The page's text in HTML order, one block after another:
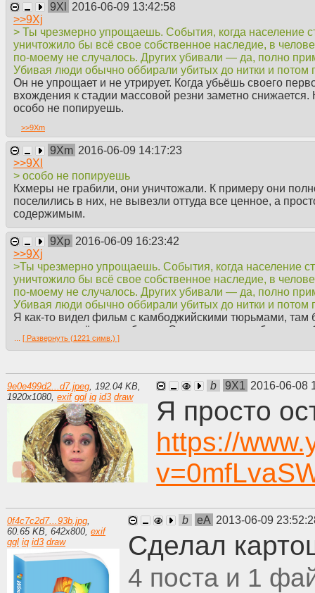
9Xl
2016-06-09 13:42:58
>>9Xj
> Ты чрезмерно упрощаешь. События, когда население
уничтожило бы всё свое собственное наследие, в
по-моему не случалось. Других убивали — да, полно
Убивая люди обычно оббирали убитых до нитки и потом
Он не упрощает и не утрирует. Когда убьёшь своего
вхождения к стадии массовой резни заметно снижается.
особо не попируешь.
>>9Xm
9Xm 2016-06-09 14:17:23
>>9Xl
> особо не попируешь
Кхмеры не грабили, они уничтожали. К примеру они
поселились в них, не вывезли оттуда все ценное, а
содержимым.
9Xp 2016-06-09 16:23:42
>>9Xj
>Ты чрезмерно упрощаешь. События, когда население
уничтожило бы всё свое собственное наследие, в
по-моему не случалось. Других убивали — да, полно
Убивая люди обычно оббирали убитых до нитки и потом
Я как-то видел фильм с камбоджийскими тюрьмами, там
приносили всё что отобрали. Очевидно что грабили в
всем нужно, в том числе камбоджийским коммунистам.
Тысячи таких случаев. У меня бабка пережила
злых коммунистов из Москвы которые сами приезжают
кто-то особенно увлечённый политикой написал кляузу
третий, в конце деревня отобрала всё своё добро у
или из желания сделать западло ближнему.
[ Развернуть (1221 симв.) ]
9e0e499d2...d7.jpeg 192.04 KB
1920x1080 exif ggl iq id3 draw
b 9X1 2016-06-08
Я просто
https://
0f4c7c2d7...93b.jpg
60.65 KB 642x800 exif
ggl iq id3 draw
b eA 2013-06-09
Сделал
4 1